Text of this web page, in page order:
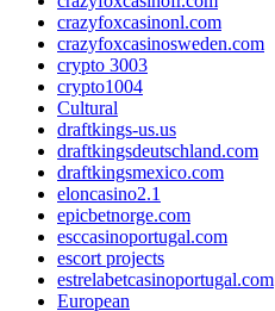
crazyfoxcasinonl.com
crazyfoxcasinosweden.com
crypto 3003
crypto1004
Cultural
draftkings-us.us
draftkingsdeutschland.com
draftkingsmexico.com
eloncasino2.1
epicbetnorge.com
esccasinoportugal.com
escort projects
estrelabetcasinoportugal.com
European